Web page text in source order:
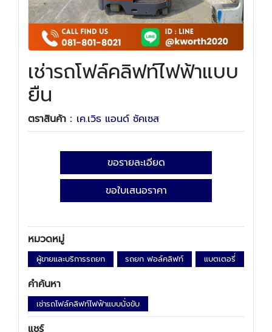
เช่ารถโฟล์คลิฟท์ไฟฟ้าแบบ
ยืน
ตราสินค้า : เค.เวิธ แอนด์ ซัคเซส
ขอรายละเอียด
ขอใบเสนอราคา
หมวดหมู่
ผู้ขายและบริการรถยก รถยก ฟอล์คลิฟท์ แบตเตอรี่
คำค้นหา
เช่ารถโฟล์คลิฟท์ไฟฟ้าแบบนั่งขับ
แชร์